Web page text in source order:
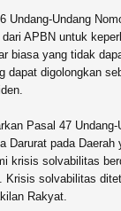
Undang-Undang
APBN untuk
biasa yang tidak
dapat digolongkan
Pasal 47
Darurat pada
krisis solvabilitas
Krisis solvabilitas
Rakyat.